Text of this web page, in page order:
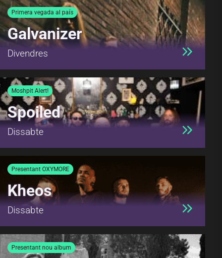
Primera vegada al país
Galvanizer
Divendres
Moshpit Alert!
Spoiled
Dissabte
Presentant OXYMORE
Kheos
Dissabte
Presentant nou album